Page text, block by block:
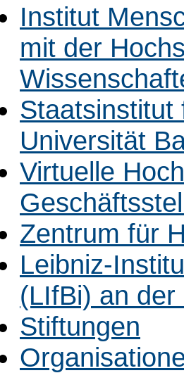
Institut
mit der
Staatsinstitut
Universität
Virtuelle
Zentrum für
Leibniz-
(LIfBi) an
Stiftungen